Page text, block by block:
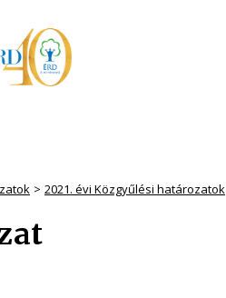
2021. évi Közgyűlési határozatok